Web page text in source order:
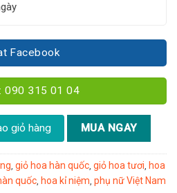
Facebook
090 315 01 04
giỏ hàng MUA NGAY
, giỏ hoa hàn quốc, giỏ hoa tươi, hoa
quốc, hoa kỉ niệm, phụ nữ Việt Nam